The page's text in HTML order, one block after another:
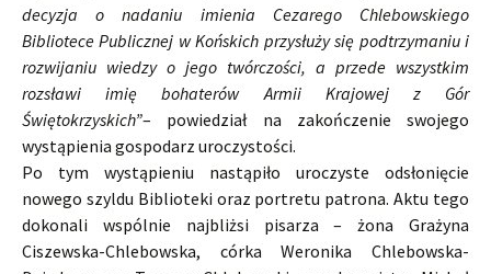
decyzja o nadaniu imienia Cezarego Chlebowskiego
Bibliotece Publicznej w Końskich przysłuży się podtrzymaniu i
rozwijaniu wiedzy o jego twórczości, a przede wszystkim
rozsławi imię bohaterów Armii Krajowej z Gór
Świętokrzyskich”– powiedział na zakończenie swojego
wystąpienia gospodarz uroczystości.
Po tym wystąpieniu nastąpiło uroczyste odsłonięcie
nowego szyldu Biblioteki oraz portretu patrona. Aktu tego
dokonali wspólnie najbliżsi pisarza – żona Grażyna
Ciszewska-Chlebowska, córka Weronika Chlebowska-